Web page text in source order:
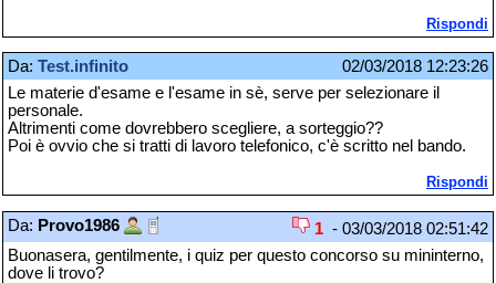
Rispondi
Da: Test.infinito
02/03/2018 12:23:26
Le materie d'esame e l'esame in sè, serve per selezionare il
personale.
Altrimenti come dovrebbero scegliere, a sorteggio??
Poi è ovvio che si tratti di lavoro telefonico, c'è scritto nel bando.
Rispondi
Da: Provo1986 1 - 03/03/2018 02:51:42
Buonasera, gentilmente, i quiz per questo concorso su mininterno,
dove li trovo?